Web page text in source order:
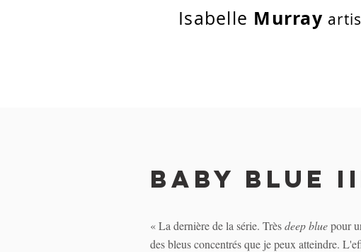
Isabelle Murray
Baby blue
« La dernière de la série. Trèsdeep bluepour
des bleus concentrés que je peux atteindre.